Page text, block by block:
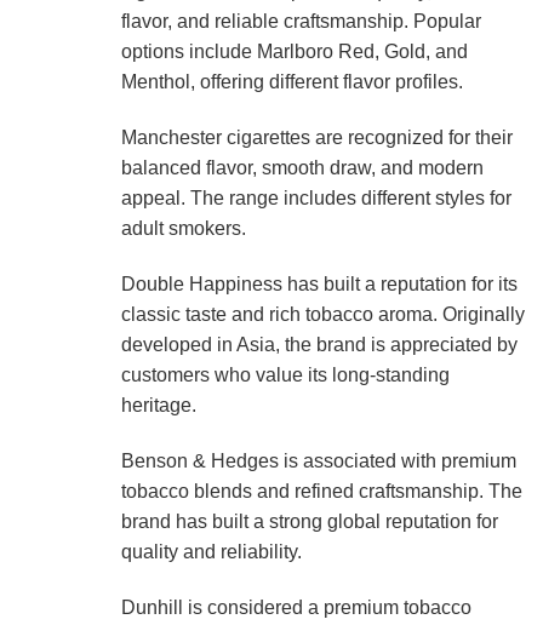
flavor, and reliable craftsmanship. Popular
options include Marlboro Red, Gold, and
Menthol, offering different flavor profiles.
Manchester cigarettes are recognized for their
balanced flavor, smooth draw, and modern
appeal. The range includes different styles for
adult smokers.
Double Happiness has built a reputation for its
classic taste and rich tobacco aroma. Originally
developed in Asia, the brand is appreciated by
customers who value its long-standing
heritage.
Benson & Hedges is associated with premium
tobacco blends and refined craftsmanship. The
brand has built a strong global reputation for
quality and reliability.
Dunhill is considered a premium tobacco